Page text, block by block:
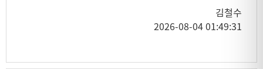
김철수
2026-08-04 01:49:31